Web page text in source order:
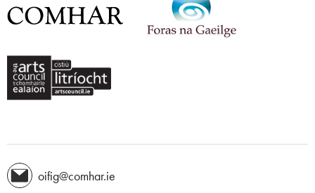
oifig@comhar.ie